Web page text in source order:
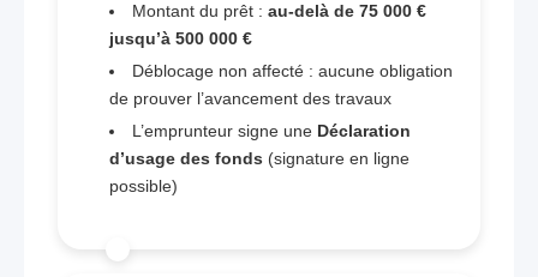
Montant du prêt :au-delà de 75 000 €
jusqu’à 500 000 €
Déblocage non affecté : aucune obligation
de prouver l’avancement des travaux
L’emprunteur signe une Déclaration
d’usage des fonds (signature en ligne
possible)